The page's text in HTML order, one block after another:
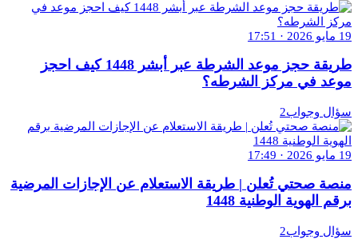
19 مايو 2026 · 17:51
طريقة حجز موعد الشرطة عبر أبشر 1448 كيف احجز
موعد في مركز الشرطه؟
سؤال وجواب2
19 مايو 2026 · 17:49
منصة صحتي تُعلن | طريقة الاستعلام عن الإجازات المرضية
برقم الهوية الوطنية 1448
سؤال وجواب2